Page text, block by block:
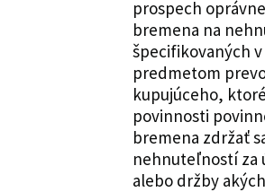
prospech
bremena na
špecifikovaných
predmetom
kupujúceho,
povinnosti
bremena zdržať
nehnuteľností za
alebo držby